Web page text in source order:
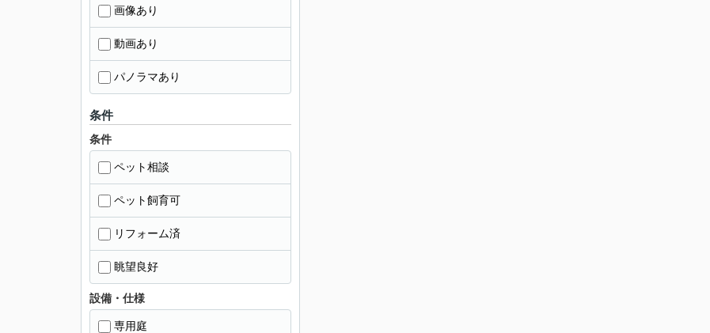
画像あり
動画あり
パノラマあり
条件
条件
ペット相談
ペット飼育可
リフォーム済
眺望良好
設備・仕様
専用庭